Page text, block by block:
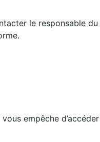
le responsable
empêche